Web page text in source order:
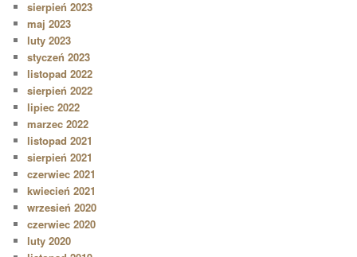
sierpień 2023
maj 2023
luty 2023
styczeń 2023
listopad 2022
sierpień 2022
lipiec 2022
marzec 2022
listopad 2021
sierpień 2021
czerwiec 2021
kwiecień 2021
wrzesień 2020
czerwiec 2020
luty 2020